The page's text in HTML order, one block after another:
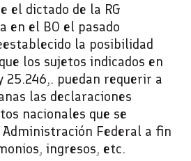
el dictado de la RG
en el BO el pasado
la posibilidad
los sujetos indicados en
25.246,. puedan requerir a
las declaraciones
nacionales que se
Federal a fin
ingresos, etc.